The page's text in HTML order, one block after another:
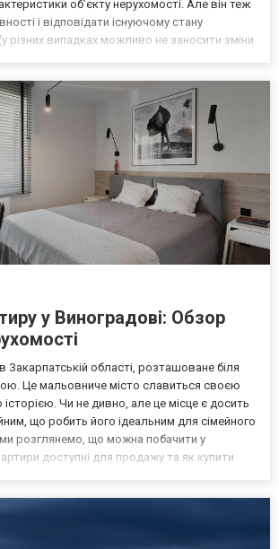
об’єкту нерухомості. Але він теж
і відповідати існуючому стану
різних випадках можливо не заносити зміни
у Виноградові: Обзор
Закарпатській області, розташоване біля
Це мальовниче місто славиться своєю
Чи не дивно, але це місце є досить
що робить його ідеальним для сімейного
ми розглянемо, що можна побачити у
доступні для продажу та як купити